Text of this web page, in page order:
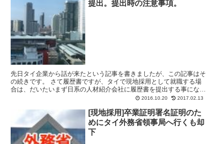
提出。提出時の注意事項。
先日タイ企業から話が来たという記事を書きましたが、この記事はそ
の続きです。 さて履歴書ですが、タイで現地採用として就職する場
合は、だいたいまず日系の人材紹介会社に履歴書を提出する事になり
ます。 その際に提出すべきものは 日本語の履歴書と職務...
2016.10.20 2017.02.13
[現地採用]卒業証明署名証明のた
めにタイ外務省領事局へ行くも却
下